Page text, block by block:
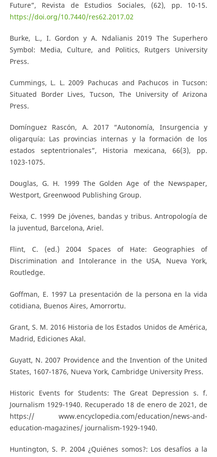
Future”, Revista de Estudios Sociales, (62), pp. 10-15.
https://doi.org/10.7440/res62.2017.02
Burke, L., I. Gordon y A. Ndalianis 2019 The Superhero
Symbol: Media, Culture, and Politics, Rutgers University
Press.
Cummings, L. L. 2009 Pachucas and Pachucos in Tucson:
Situated Border Lives, Tucson, The University of Arizona
Press.
Domínguez Rascón, A. 2017 “Autonomía, Insurgencia y
oligarquía: Las provincias internas y la formación de los
estados septentrionales”, Historia mexicana, 66(3), pp.
1023-1075.
Douglas, G. H. 1999 The Golden Age of the Newspaper,
Westport, Greenwood Publishing Group.
Feixa, C. 1999 De jóvenes, bandas y tribus. Antropología de
la juventud, Barcelona, Ariel.
Flint, C. (ed.) 2004 Spaces of Hate: Geographies of
Discrimination and Intolerance in the USA, Nueva York,
Routledge.
Goffman, E. 1997 La presentación de la persona en la vida
cotidiana, Buenos Aires, Amorrortu.
Grant, S. M. 2016 Historia de los Estados Unidos de América,
Madrid, Ediciones Akal.
Guyatt, N. 2007 Providence and the Invention of the United
States, 1607-1876, Nueva York, Cambridge University Press.
Historic Events for Students: The Great Depression s. f.
Journalism 1929-1940. Recuperado 18 de enero de 2021, de
https:// www.encyclopedia.com/education/news-and-
education-magazines/ journalism-1929-1940.
Huntington, S. P. 2004 ¿Quiénes somos?: Los desafíos a la